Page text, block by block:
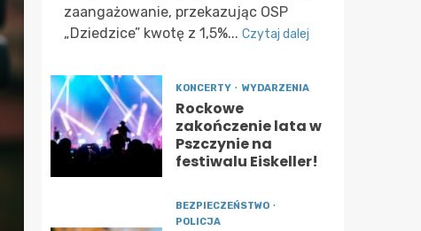
zaangażowanie, przekazując OSP
„Dziedzice” kwotę z 1,5%... Czytaj dalej
KONCERTY WYDARZENIA
Rockowe
zakończenie lata w
Pszczynie na
festiwalu Eiskeller!
BEZPIECZEŃSTWO
POLICJA